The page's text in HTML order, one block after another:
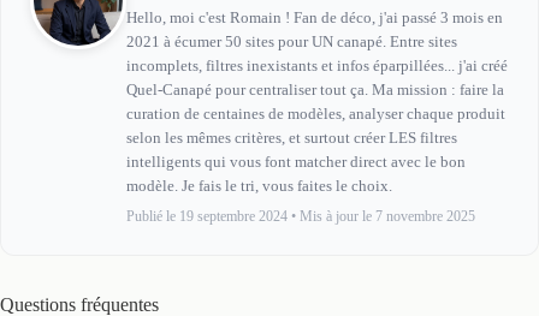
Hello, moi c'est Romain ! Fan de déco, j'ai passé 3 mois en
2021 à écumer 50 sites pour UN canapé. Entre sites
incomplets, filtres inexistants et infos éparpillées... j'ai créé
Quel-Canapé pour centraliser tout ça. Ma mission : faire la
curation de centaines de modèles, analyser chaque produit
selon les mêmes critères, et surtout créer LES filtres
intelligents qui vous font matcher direct avec le bon
modèle. Je fais le tri, vous faites le choix.
Publié le 19 septembre 2024 • Mis à jour le 7 novembre 2025
Questions fréquentes